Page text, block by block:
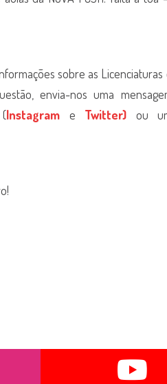
sobre as Licenciaturas
envia-nos uma
Instagram e Twitter) ou